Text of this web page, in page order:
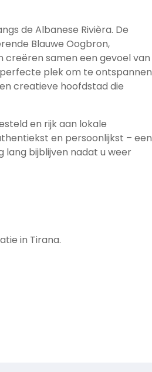
de Albanese Rivièra. De
Blauwe Oogbron,
samen een gevoel van
plek om te ontspannen
creatieve hoofdstad die
en rijk aan lokale
en persoonlijkst – een
lang bijblijven nadat u weer
in Tirana.